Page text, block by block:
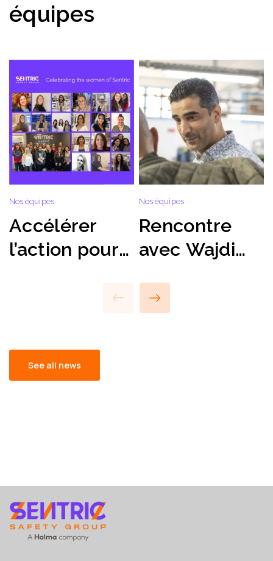
équipes
Nos équipes
Accélérer
l’action pour
international
femme 2025
Nos équipes
Rencontre
avec Wajdi
Responsable
Technique,
See all news